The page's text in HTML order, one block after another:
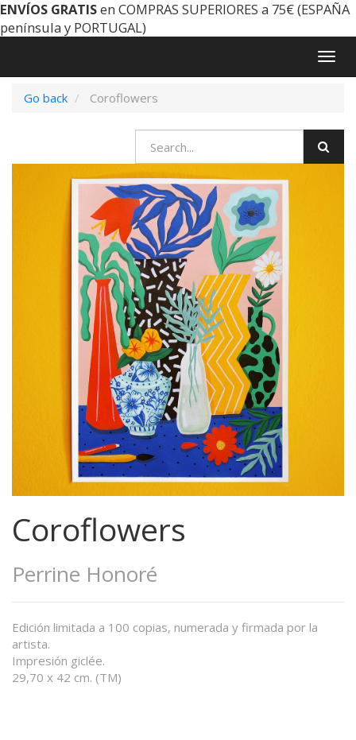
ENVÍOS GRATISen COMPRAS SUPERIORES a 75€ (ESPAÑA
península y PORTUGAL)
Go back
Coroflowers
Coroflowers
Perrine Honoré
Edición limitada a 100 copias, numerada y firmada por la
artista.
Impresión giclée.
29,70 x 42 cm. (TM)